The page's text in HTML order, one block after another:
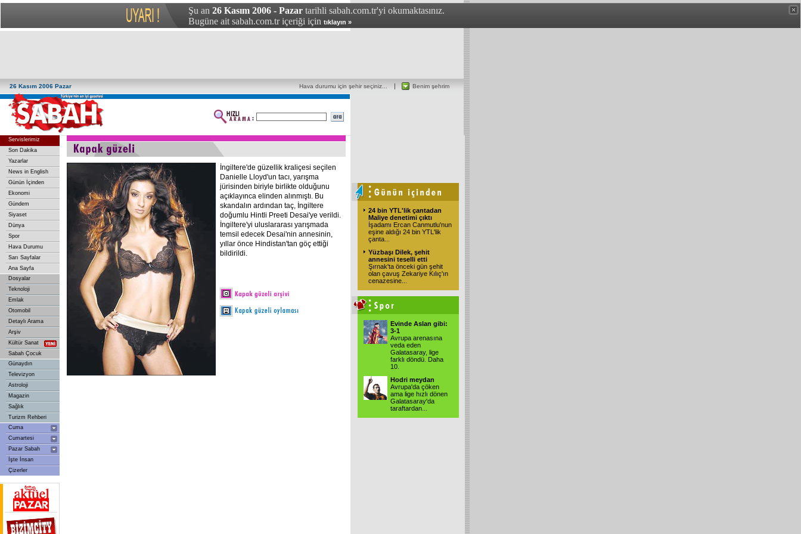
Şu an 26 Kasım 2006 - Pazar tarihli sabah.com.tr'yi okumaktasınız.
Bugüne ait sabah.com.tr içeriği için tıklayın »
26 Kasım 2006 Pazar Benim şehrim
Hava durumu için şehir seçiniz...
Servislerimiz
Son Dakika
Yazarlar
News in English
Günün İçinden
Ekonomi
Gündem
Siyaset
Dünya
Spor
Hava Durumu
Sarı Sayfalar
Ana Sayfa
Dosyalar
Teknoloji
Emlak
Otomobil
Detaylı Arama
Arşiv
Kültür Sanat
Sabah Çocuk
Günaydın
Televizyon
Astroloji
Magazin
Sağlık
Turizm Rehberi
Cuma
Cumartesi
Pazar Sabah
İşte İnsan
Çizerler
İngiltere'de güzellik kraliçesi seçilen
Danielle Lloyd'un tacı, yarışma
jürisinden biriyle birlikte olduğunu
açıklayınca elinden alınmıştı. Bu
skandalın ardından taç, İngiltere
doğumlu Hintli Preeti Desai'ye verildi.
İngiltere'yi uluslararası yarışmada
temsil edecek Desai'nin annesinin,
yıllar önce Hindistan'tan göç ettiği
bildirildi.
24 bin YTL'lik çantadan
Maliye denetimi çıktı
İşadamı Ercan Canmutlu'nun
eşine aldığı 24 bin YTL'lik
çanta...
Yüzbaşı Dilek, şehit
annesini teselli etti
Şırnak'ta önceki gün şehit
olan çavuş Zekariye Kılıç'ın
cenazesine...
Evinde Aslan gibi:
3-1
Avrupa arenasına
veda eden
Galatasaray, lige
farklı döndü. Daha
10.
Hodri meydan
Avrupa'da çöken
ama lige hızlı dönen
Galatasaray'da
taraftardan...